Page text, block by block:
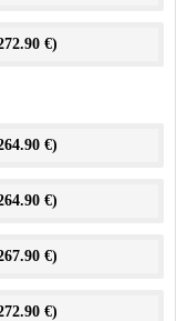
€)
€)
€)
€)
€)